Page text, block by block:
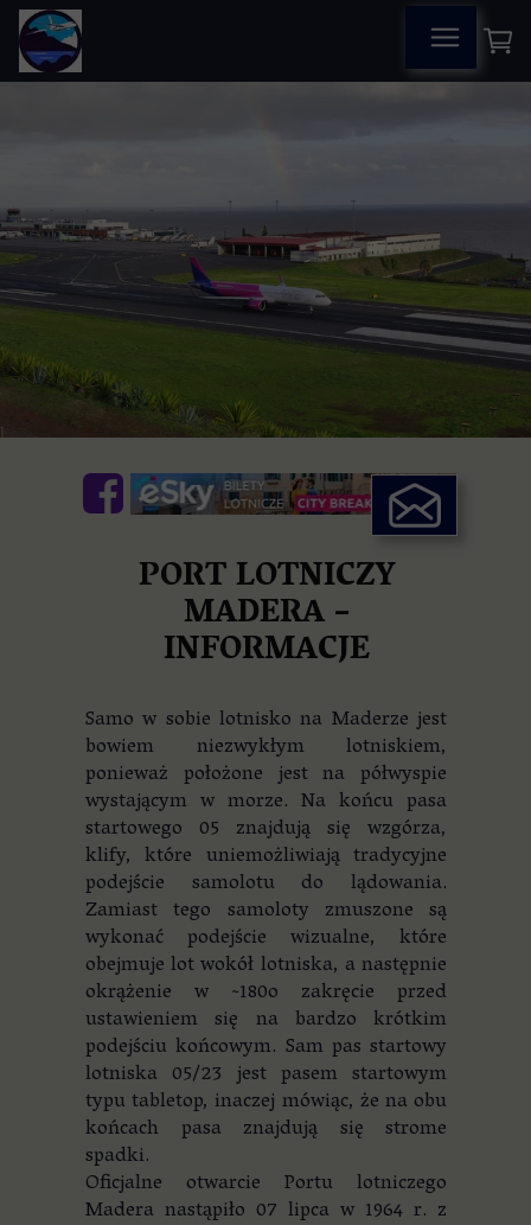
PORT LOTNICZY
MADERA –
INFORMACJE
Samo w sobie lotnisko na Maderze jest
bowiem niezwykłym lotniskiem,
ponieważ położone jest na półwyspie
wystającym w morze. Na końcu pasa
startowego 05 znajdują się wzgórza,
klify, które uniemożliwiają tradycyjne
podejście samolotu do lądowania.
Zamiast tego samoloty zmuszone są
wykonać podejście wizualne, które
obejmuje lot wokół lotniska, a następnie
okrążenie w ~180o zakręcie przed
ustawieniem się na bardzo krótkim
podejściu końcowym. Sam pas startowy
lotniska 05/23 jest pasem startowym
typu tabletop, inaczej mówiąc, że na obu
końcach pasa znajdują się strome
spadki.
Oficjalne otwarcie Portu lotniczego
Madera nastąpiło 07 lipca w 1964 r. z